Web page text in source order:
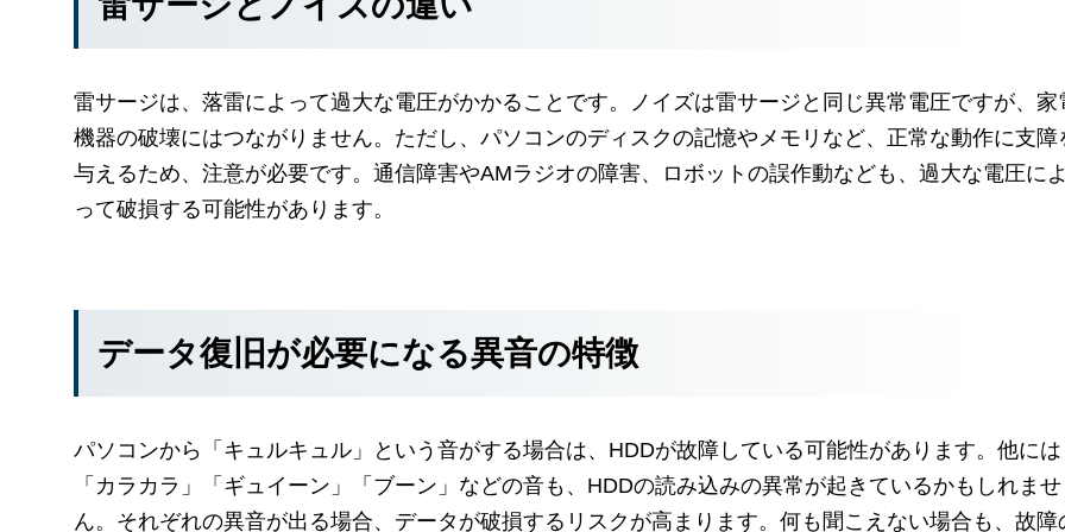
雷サージは、落雷によって過大な電圧がかかることです。ノイズは雷サージと同じ異常電圧ですが、家
機器の破壊にはつながりません。ただし、パソコンのディスクの記憶やメモリなど、正常な動作に支障
与えるため、注意が必要です。通信障害やAMラジオの障害、ロボットの誤作動なども、過大な電圧によ
って破損する可能性があります。
データ復旧が必要になる異音の特徴
パソコンから「キュルキュル」という音がする場合は、HDDが故障している可能性があります。他には
「カラカラ」「ギュイーン」「ブーン」などの音も、HDDの読み込みの異常が起きているかもしれませ
ん。それぞれの異音が出る場合、データが破損するリスクが高まります。何も聞こえない場合も、故障